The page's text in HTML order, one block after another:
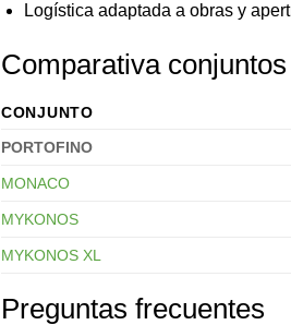
Logística adaptada a obras y
Comparativa
CONJUNTO
PORTOFINO
MONACO
MYKONOS
MYKONOS XL
Preguntas frecuentes